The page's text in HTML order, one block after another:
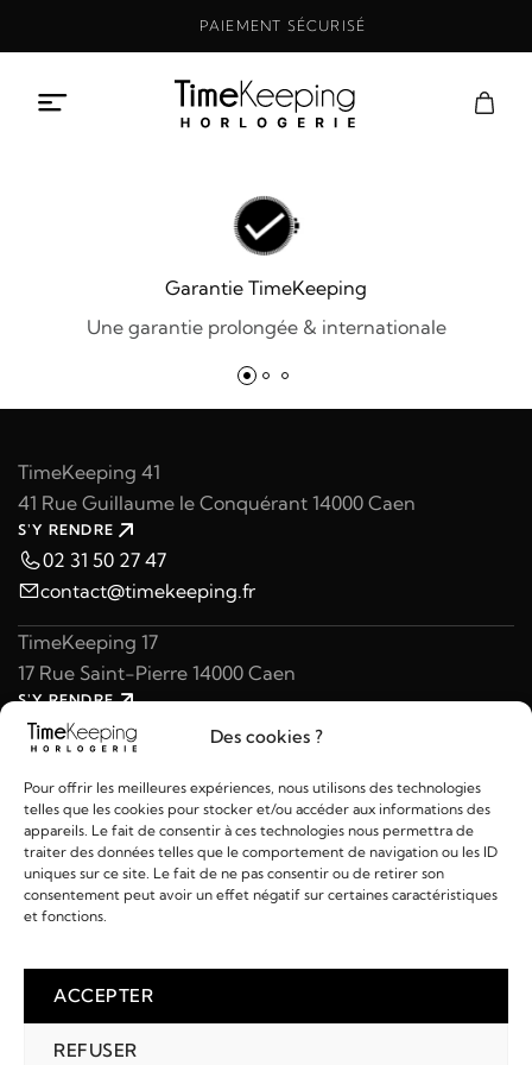
Des cookies ?
Pour offrir les meilleures expériences, nous utilisons des technologies
telles que les cookies pour stocker et/ou accéder aux informations des
appareils. Le fait de consentir à ces technologies nous permettra de
traiter des données telles que le comportement de navigation ou les ID
uniques sur ce site. Le fait de ne pas consentir ou de retirer son
consentement peut avoir un effet négatif sur certaines caractéristiques
et fonctions.
ACCEPTER
REFUSER
PAIEMENT SÉCURISÉ
Garantie TimeKeeping
Une garantie prolongée & internationale
TimeKeeping 41
41 Rue Guillaume le Conquérant 14000 Caen
S'Y RENDRE
02 31 50 27 47
contact@timekeeping.fr
TimeKeeping 17
17 Rue Saint-Pierre 14000 Caen
S'Y RENDRE
02 31 47 49 97
contact@timekeeping.fr
Liens utiles
2026 © TIMEKEEPING - Réalisé par